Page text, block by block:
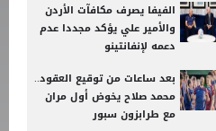
الفيفا يصرف مكافآت الأردن
والأمير علي يؤكد مجددا عدم
دعمه لإنفانتينو
بعد ساعات من توقيع العقود..
محمد صلاح يخوض أول مران
مع طرابزون سبور